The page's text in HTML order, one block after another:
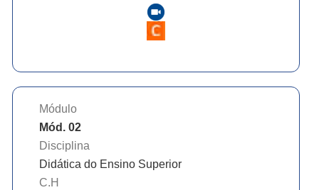
Módulo
Mód. 02
Disciplina
Didática do Ensino Superior
C.H